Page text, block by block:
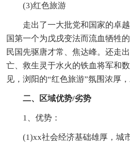
(3)红色旅游
走出了一大批党和国家的卓越
国第一个为戊戌变法而流血牺牲
民国先驱唐才常、焦达峰。还走
亡、救生灵于水火的铁血将军和
见，浏阳的“红色旅游”氛围浓厚
二、区域优势/劣势
1、优势：
(1)xx社会经济基础雄厚，城市